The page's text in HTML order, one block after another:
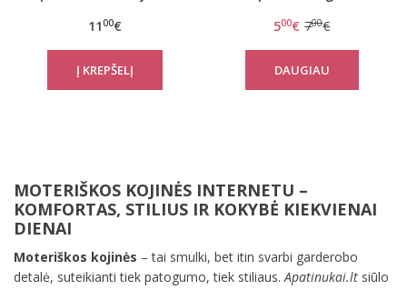
1100€
Accessories Gift Set
Sock 02
500€ 700€
DAUGIAU
MOTERIŠKOS KOJINĖS INTERNETU –
KOMFORTAS, STILIUS IR KOKYBĖ KIEKVIENAI
DIENAI
Moteriškos kojinės – tai smulki, bet itin svarbi garderobo
detalė, suteikianti tiek patogumo, tiek stiliaus.Apatinukai.lt siūlo